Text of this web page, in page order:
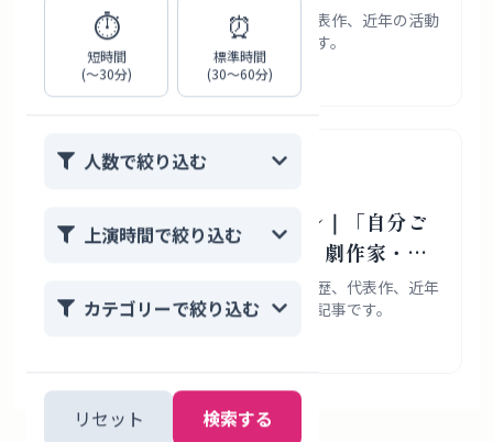
⏱️
短時間
(〜30分)
⏰
標準時間
(30〜60分)
人数で絞り込む
上演時間で絞り込む
カテゴリーで絞り込む
リセット 検索する
泊篤志さんの経歴、作風、受賞歴、代表作、近年の活動
を敬体で整理したプロフィール記事です。
2026年8月3日
ペヤンヌマキ 劇作家 演出家
ペヤンヌマキプロフィール｜「自分ご
と」から女性と社会を描く劇作家・演
ペヤンヌマキさんの経歴、作風、受賞歴、代表作、近年
の活動を敬体で整理したプロフィール記事です。